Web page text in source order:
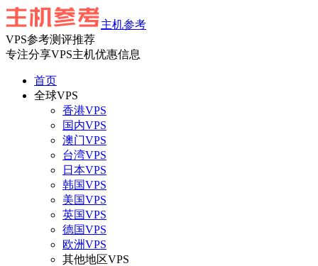
主机参考
VPS参考测评推荐
专注分享VPS主机优惠信息
首页
全球VPS
香港VPS
国内VPS
澳门VPS
台湾VPS
日本VPS
韩国VPS
美国VPS
英国VPS
德国VPS
欧洲VPS
其他地区VPS